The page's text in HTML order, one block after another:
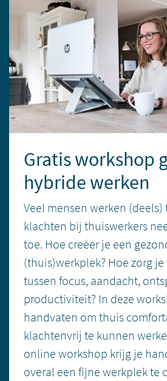
Gratis workshop
hybride werken
Veel mensen werken
klachten bij thuiswerkers
toe. Hoe creëer je een
(thuis)werkplek? Hoe zorg
tussen focus, aandacht,
productiviteit? In deze
handvaten om thuis
klachtenvrij te kunnen
online workshop krijg je
overal een fijne werkplek te